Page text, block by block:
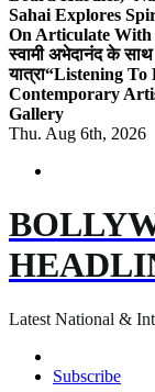
Sahai Explores
On Articulate With
स्वामी अभेदानंद के
यात्रा“Listening To
Contemporary
Gallery
Thu. Aug 6th, 2026
Latest National &
Subscribe